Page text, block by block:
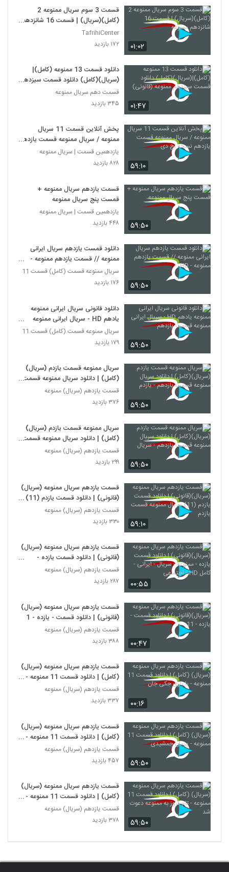
۰۱:۰۲
قسمت 3 سوم سریال ممنوعه 2
(کامل)(سریال) | قسمت 16 شانزدهم
ممنوعه
TafrihiCenter
۱۷۲ بازدید
۰۱:۴۷
دانلود قسمت 13 ممنوعه (کامل)|
(سریال)(کامل) دانلود قسمت سیزدهم
ممنوعه (قانونی)
قسمت دهم سریال ممنوعه
۳۴۵ بازدید
۵۹:۱۰
پخش آنلاین قسمت 11 سریال
ممنوعه / سریال ممنوعه قسمت یازدهم
نسخه اچ دی
یازدهمین قسمت | سریال ممنوعه
۸۲۸ بازدید
۵۹:۵۰
قسمت یازدهم سریال ممنوعه +
قمست پنج سریال ممنوعه
یازدهمین قسمت | سریال ممنوعه
۴۴۸ بازدید
۵۹:۵۰
دانلود قمست یازدهم سریال ایرانی
ممنوعه // قسمت یازدهم ممنوعه -
HD
سریال ممنوعه قسمت (کامل) قسمت 11
۱۷۶ بازدید
۵۹:۵۰
دانلود قانونی سریال ایرانی ممنوعه
یادهم HD - سریال ایرانی ممنوعه
قسمت یازدهم
سریال ممنوعه قسمت (کامل) قسمت 11
۱۷۹ بازدید
۵۹:۵۰
سریال ممنوعه قسمت یازدم (سریال)
(کامل) | دانلود سریال ممنوعه قسمت
یازدهم - یازدم
قسمت یازدهم (سریال) ممنوعه
۳۷۶ بازدید
۵۹:۵۰
سریال ممنوعه قسمت یازدم (سریال)
(کامل) | دانلود سریال ممنوعه قسمت
یازدهم - سریال
قسمت یازدهم (سریال) ممنوعه
۲۹۹ بازدید
۵۹:۱۰
قسمت یازدهم سریال ممنوعه (سریال)
(قانونی) | دانلود قسمت یازدم (11)
سریال ممنوعه قسمت یازدم
قسمت یازدهم (سریال) ممنوعه
۳۳۰ بازدید
۰۰:۵۵
قسمت یازدهم سریال ممنوعه (سریال)
(قانونی) | دانلود قسمت یازده -
اجتماعی
قسمت یازدهم (سریال) ممنوعه
۲۸۷ بازدید
۰۰:۴۷
قسمت یازدهم سریال ممنوعه (سریال)
(قانونی) | دانلود قسمت - یازده - 11
قسمت یازدهم (سریال) ممنوعه
۳۸۸ بازدید
۰۰:۱۶
قسمت یازدهم سریال ممنوعه (سریال)
(کامل) | دانلود قسمت 11 ممنوعه - با
بازی جکی جان
قسمت یازدهم (سریال) ممنوعه
۳۳۷ بازدید
۵۹:۵۰
قسمت یازدهم سریال ممنوعه (سریال)
(کامل) | دانلود قسمت 11 ممنوعه -
پژمان جمشیدی
قسمت یازدهم (سریال) ممنوعه
۴۵۷ بازدید
۵۹:۵۰
قسمت یازدهم سریال ممنوعه (سریال)
(کامل) | دانلود قسمت 11 ممنوعه -
تام کروز به ممنوعه دعوت شد
قسمت یازدهم (سریال) ممنوعه
۳۷۸ بازدید